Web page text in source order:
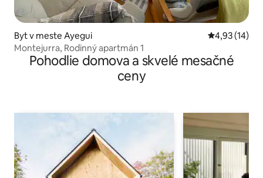
Byt v meste Ayegui Priemerné
4,93 (14)
Montejurra, Rodinný apartmán 1
Pohodlie domova a skvelé mesačné
ceny